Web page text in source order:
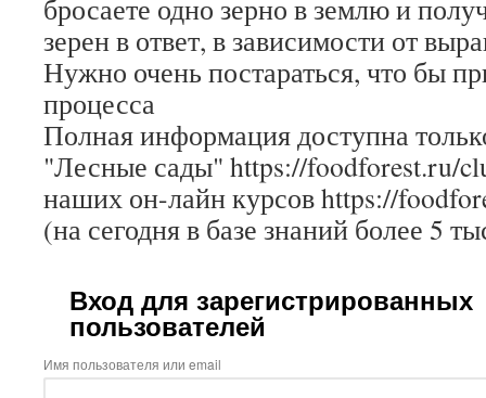
бросаете одно зерно в землю и
зерен в ответ, в зависимости от
Нужно очень постараться, что бы
процесса
Полная информация доступна
"Лесные сады" https://foodforest.ru/
наших он-лайн курсов https://
(на сегодня в базе знаний более 5
Вход для зарегистрированных
пользователей
Имя пользователя или email